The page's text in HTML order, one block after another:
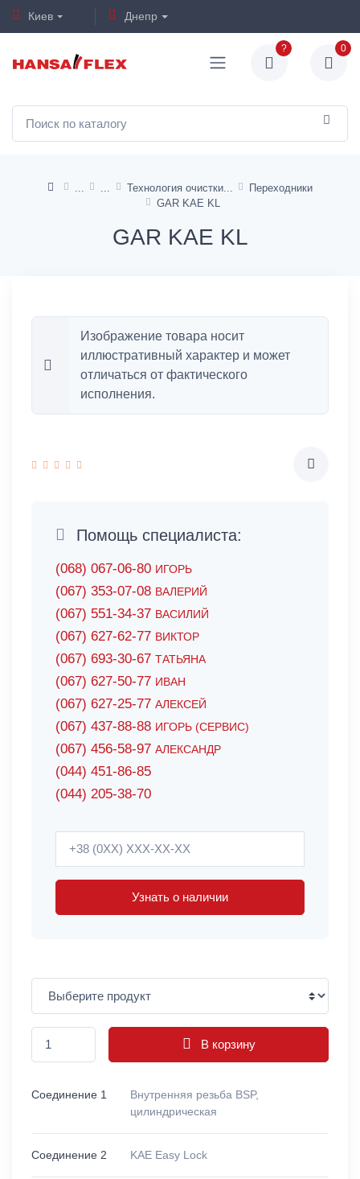
Киев Днепр
? 0
Технология очистки
Переходники
GAR KAE KL
GAR KAE KL
Изображение товара носит
иллюстративный характер и может
отличаться от фактического
исполнения.
Помощь специалиста:
(068) 067-06-80 ИГОРЬ
(067) 353-07-08 ВАЛЕРИЙ
(067) 551-34-37 ВАСИЛИЙ
(067) 627-62-77 ВИКТОР
(067) 693-30-67 ТАТЬЯНА
(067) 627-50-77 ИВАН
(067) 627-25-77 АЛЕКСЕЙ
(067) 437-88-88 ИГОРЬ (СЕРВИС)
(067) 456-58-97 АЛЕКСАНДР
(044) 451-86-85
(044) 205-38-70
Узнать о наличии
В корзину
Соединение 1
Внутренняя резьба BSP,
цилиндрическая
Соединение 2 KAE Easy Lock